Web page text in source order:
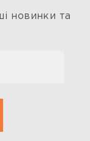
новинки та